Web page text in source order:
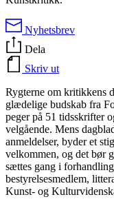
Nyhetsbrev
Dela
Skriv ut
Rygterne om kritikkens
glædelige budskab fra
peger på 51 tidsskrifter
velgående. Mens
anmeldelser, byder et
velkommen, og det bør
sættes gang i
bestyrelsesmedlem,
Kunst- og